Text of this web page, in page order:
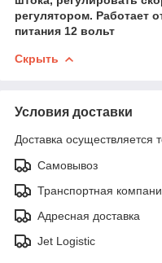
регулятором. Работает
питания 12 вольт
Скрыть
Условия доставки
Доставка осуществляется
Самовывоз
Транспортная
Адресная доставка
Jet Logistic